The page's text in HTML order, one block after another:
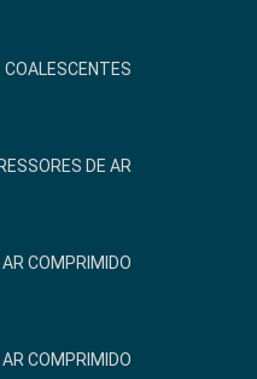
COALESCENTES
DE AR
AR COMPRIMIDO
COMPRIMIDO